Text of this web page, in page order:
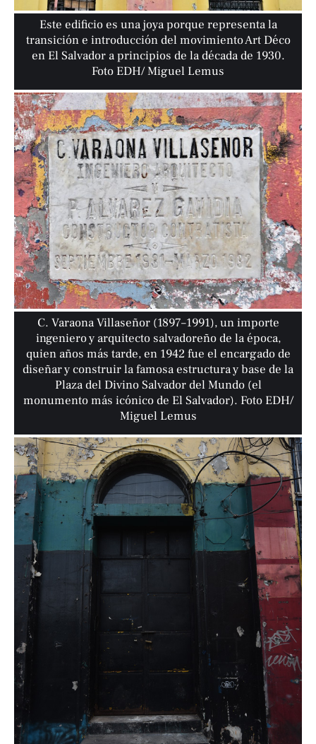
Este edificio es una joya porque representa la
transición e introducción del movimiento Art Déco
en El Salvador a principios de la década de 1930.
Foto EDH/ Miguel Lemus
C. Varaona Villaseñor (1897–1991), un importe
ingeniero y arquitecto salvadoreño de la época,
quien años más tarde, en 1942 fue el encargado de
diseñar y construir la famosa estructura y base de la
Plaza del Divino Salvador del Mundo (el
monumento más icónico de El Salvador). Foto EDH/
Miguel Lemus